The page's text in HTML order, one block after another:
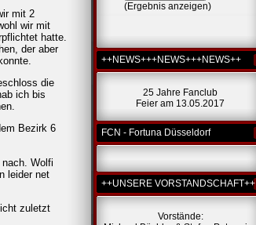
mit 2
wir mit
hatte.
der aber
die
ich bis
Bezirk 6
Wolfi
leider net
zuletzt
(Ergebnis anzeigen)
++NEWS+++NEWS+++NEWS++
25 Jahre Fanclub
Feier am 13.05.2017
FCN - Fortuna Düsseldorf
++UNSERE VORSTANDSCHAFT++
Vorstände: